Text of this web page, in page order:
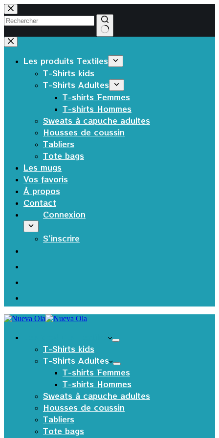
Passer
au
contenu
Aucun
résultat
Les produits Textiles
T-Shirts kids
T-Shirts Adultes
T-shirts Femmes
T-shirts Hommes
Sweats à capuche adultes
Housses de coussin
Tabliers
Tote bags
Les mugs
Vos favoris
À propos
Contact
Connexion
S’inscrire
T-Shirts kids
T-Shirts Adultes
T-shirts Femmes
T-shirts Hommes
Sweats à capuche adultes
Housses de coussin
Tabliers
Tote bags